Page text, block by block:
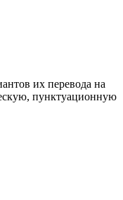
их перевода на
пунктуационную